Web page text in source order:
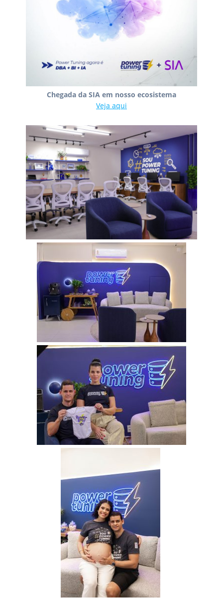
Chegada da SIA em nosso ecosistema
Veja aqui